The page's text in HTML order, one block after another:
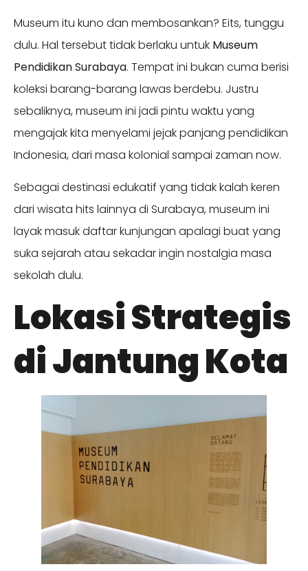
Museum itu kuno dan membosankan? Eits, tunggu
dulu. Hal tersebut tidak berlaku untuk Museum
Pendidikan Surabaya. Tempat ini bukan cuma berisi
koleksi barang-barang lawas berdebu. Justru
sebaliknya, museum ini jadi pintu waktu yang
mengajak kita menyelami jejak panjang pendidikan
Indonesia, dari masa kolonial sampai zaman now.
Sebagai destinasi edukatif yang tidak kalah keren
dari wisata hits lainnya di Surabaya, museum ini
layak masuk daftar kunjungan apalagi buat yang
suka sejarah atau sekadar ingin nostalgia masa
sekolah dulu.
Lokasi Strategis
di Jantung Kota